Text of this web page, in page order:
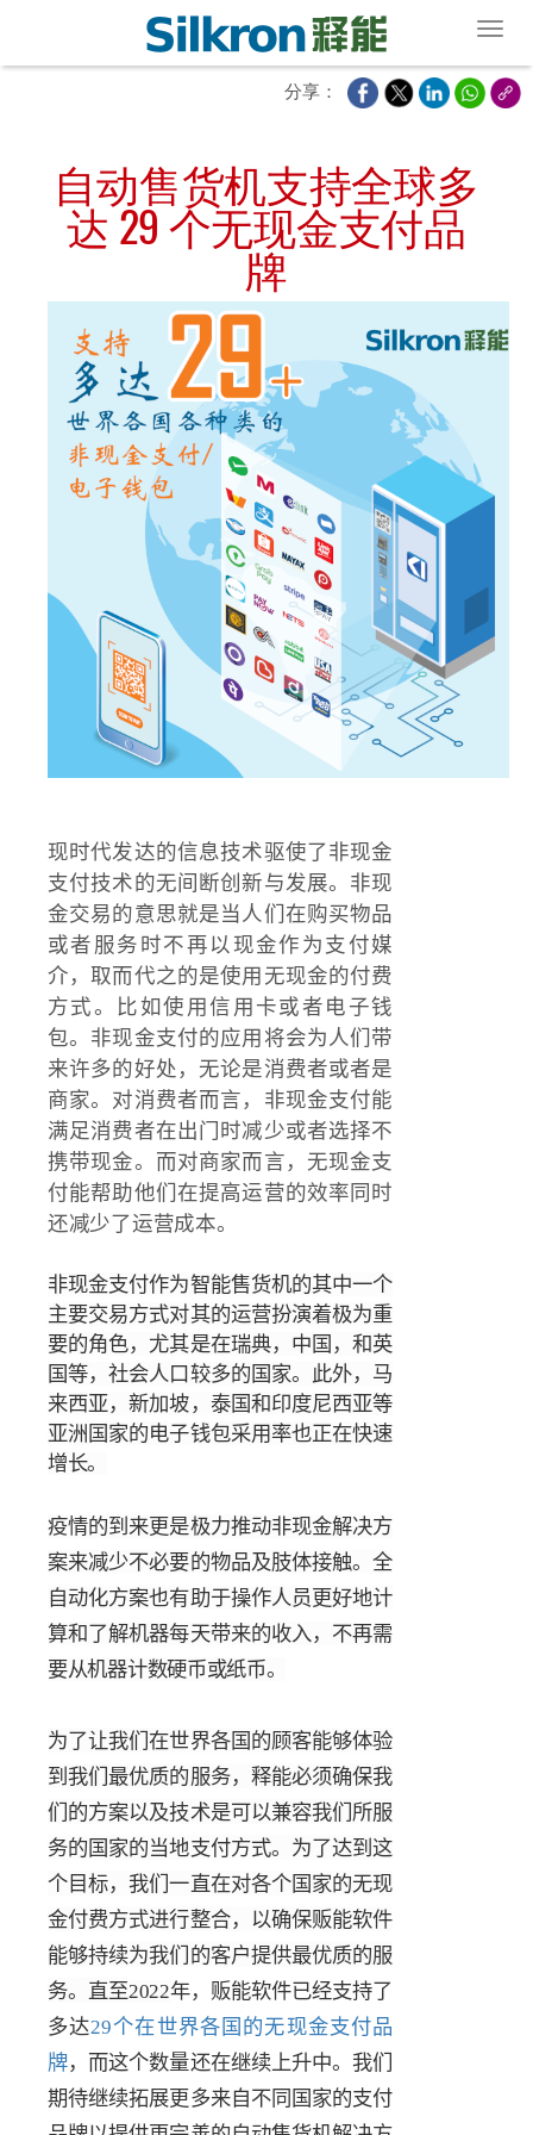
分享：
自动售货机支持全球多
达 29 个无现金支付品
牌
现时代发达的信息技术驱使了非现金
支付技术的无间断创新与发展。非现
金交易的意思就是当人们在购买物品
或者服务时不再以现金作为支付媒
介 ，取而代之的是使用无现金的付费
方式。比如使用信用卡或者电子钱
包。非现金支付的应用将会为人们带
来许多的好处，无论是消费者或者是
商家。对消费者而言，非现金支付能
满足消费者在出门时减少或者选择不
携带现金。而对商家而言，无现金支
付能帮助他们在提高运营的效率同时
还减少了运营成本。
非现金支付作为智能售货机的其中一个
主要交易方式对其的运营扮演着极为重
要的角色，尤其是在瑞典，中国，和英
国等，社会人口较多的国家。此外，马
来西亚，新加坡，泰国和印度尼西亚等
亚洲国家的电子钱包采用率也正在快速
增长。
疫情的到来更是极力推动非现金解决方
案来减少不必要的物品及肢体接触。全
自动化方案也有助于操作人员更好地计
算和了解机器每天带来的收入，不再需
要从机器计数硬币或纸币。
为了让我们在世界各国的顾客能够体验
到我们最优质的服务，释能必须确保我
们的方案以及技术是可以兼容我们所服
务的国家的当地支付方式。为了达到这
个目标，我们一直在对各个国家的无现
金付费方式进行整合，以确保贩能软件
能够持续为我们的客户提供最优质的服
务。直至2022年，贩能软件已经支持了
多达29个在世界各国的无现金支付品
牌，而这个数量还在继续上升中。我们
期待继续拓展更多来自不同国家的支付